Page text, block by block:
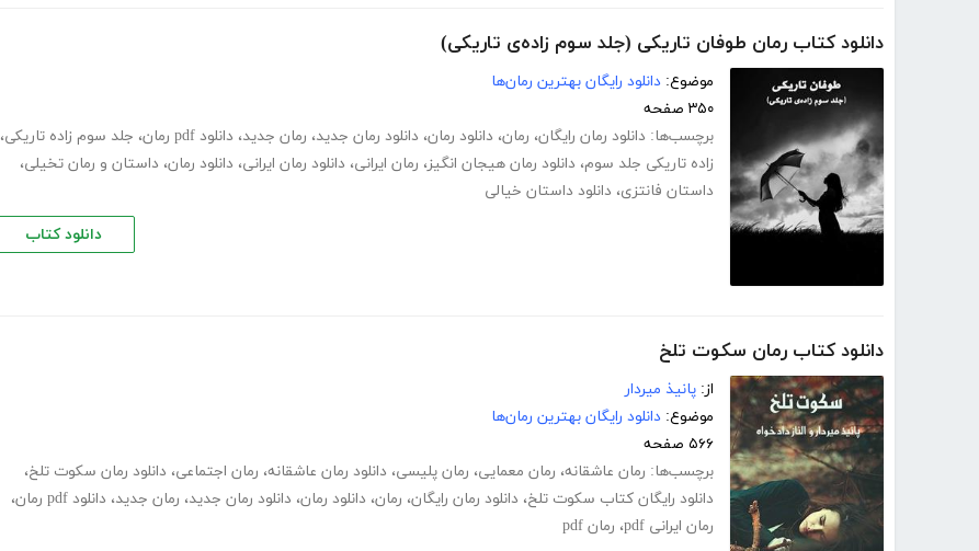
دانلود کتاب رمان طوفان تاریکی (جلد سوم زاده‌ی تاریکی)
موضوع: دانلود رایگان بهترین رمان‌ها
۳۵۰ صفحه
برچسب‌ها: دانلود رمان رایگان، رمان، دانلود رمان، دانلود رمان جدید، رمان جدید، دانلود pdf رمان ، جلد سوم زاده تاریکی،
زاده تاریکی جلد سوم، دانلود رمان هیجان انگیز، رمان ایرانی، دانلود رمان ایرانی، دانلود رمان، داستان و رمان تخیلی،
داستان فانتزی، دانلود داستان خیالی
دانلود کتاب
دانلود کتاب رمان سکوت تلخ
از: پانیذ میردار
موضوع: دانلود رایگان بهترین رمان‌ها
۵۶۶ صفحه
برچسب‌ها: رمان عاشقانه، رمان معمایی، رمان پلیسی، دانلود رمان عاشقانه، رمان اجتماعی، دانلود رمان سکوت تلخ،
دانلود رایگان کتاب سکوت تلخ، دانلود رمان رایگان، رمان، دانلود رمان، دانلود رمان جدید، رمان جدید، دانلود pdf رمان
،
رمان ایرانی pdf
، رمان pdf